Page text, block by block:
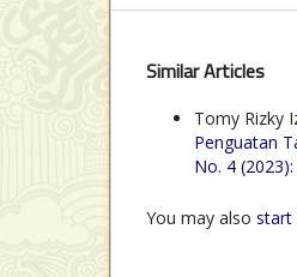
Similar Articles
Tomy Rizky
Penguatan
No. 4
You may also start